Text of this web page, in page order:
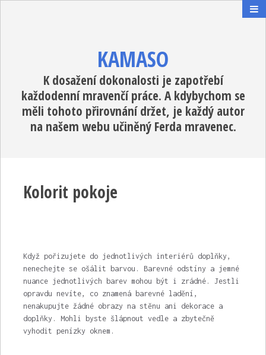
KAMASO
K dosažení dokonalosti je zapotřebí
každodenní mravenčí práce. A kdybychom se
měli tohoto přirovnání držet, je každý autor
na našem webu učiněný Ferda mravenec.
Kolorit pokoje
Když pořizujete do jednotlivých interiérů doplňky,
nenechejte se ošálit barvou. Barevné odstíny a jemné
nuance jednotlivých barev mohou být i zrádné. Jestli
opravdu nevíte, co znamená barevné ladění,
nenakupujte žádné obrazy na stěnu ani dekorace a
doplňky. Mohli byste šlápnout vedle a zbytečně
vyhodit penízky oknem.